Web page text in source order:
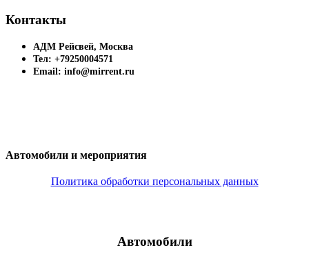
Контакты
АДМ Рейсвей, Москва
Тел: +79250004571
Email: info@mirrent.ru
Автомобили и мероприятия
Политика обработки персональных данных
Автомобили